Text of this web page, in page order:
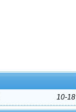
10-18